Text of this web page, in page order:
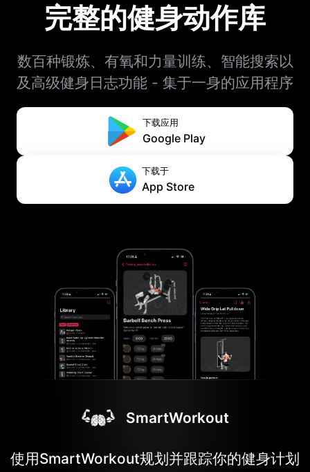
完整的健身动作库
数百种锻炼、有氧和力量训练、智能搜索以
及高级健身日志功能 - 集于一身的应用程序
下载应用
Google Play
下载于
App Store
SmartWorkout
使用SmartWorkout规划并跟踪你的健身计划